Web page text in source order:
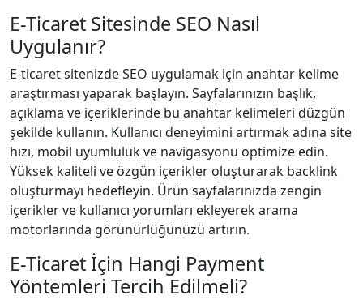
E-Ticaret Sitesinde SEO Nasıl
Uygulanır?
E-ticaret sitenizde SEO uygulamak için anahtar kelime
araştırması yaparak başlayın. Sayfalarınızın başlık,
açıklama ve içeriklerinde bu anahtar kelimeleri düzgün
şekilde kullanın. Kullanıcı deneyimini artırmak adına site
hızı, mobil uyumluluk ve navigasyonu optimize edin.
Yüksek kaliteli ve özgün içerikler oluşturarak backlink
oluşturmayı hedefleyin. Ürün sayfalarınızda zengin
içerikler ve kullanıcı yorumları ekleyerek arama
motorlarında görünürlüğünüzü artırın.
E-Ticaret İçin Hangi Payment
Yöntemleri Tercih Edilmeli?